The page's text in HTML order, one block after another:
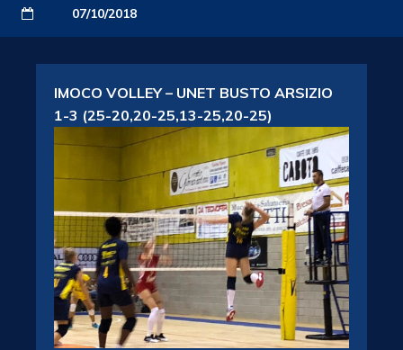
07/10/2018
IMOCO VOLLEY – UNET BUSTO ARSIZIO
1-3 (25-20,20-25,13-25,20-25)